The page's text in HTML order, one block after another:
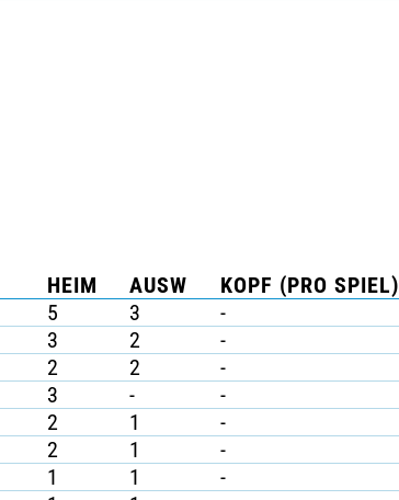
HEIM AUSW KOPF (PRO SPIEL)
5 3 -
3 2 -
2 2 -
3 - -
2 1 -
2 1 -
1 1 -